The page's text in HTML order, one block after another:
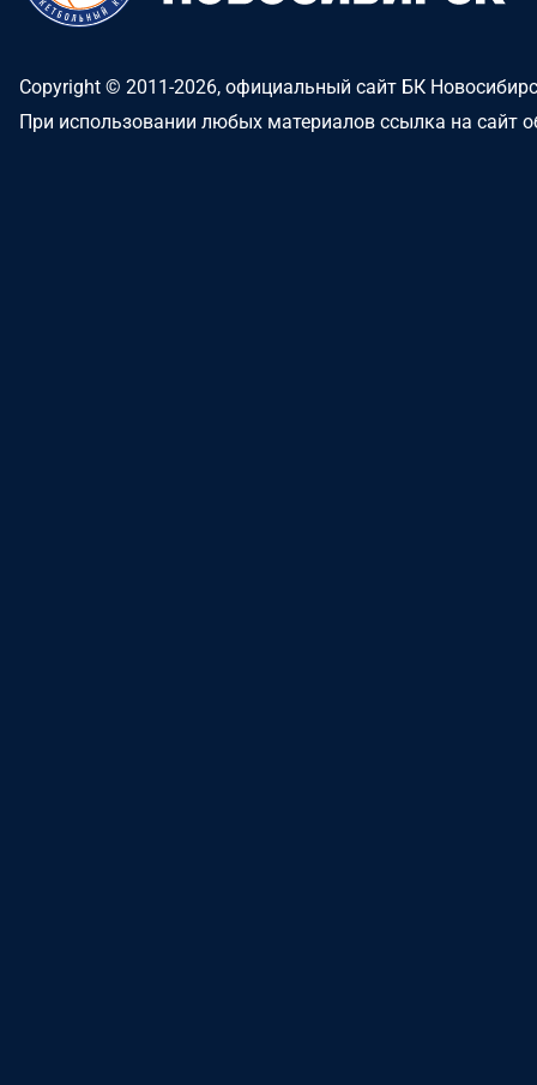
Copyright © 2011-2026, официальный сайт БК
При использовании любых материалов ссылка на сайт